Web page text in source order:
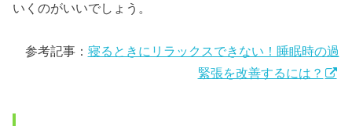
いくのがいいでしょう。
参考記事： 寝るときにリラックスできない！睡眠時の過
緊張を改善するには？